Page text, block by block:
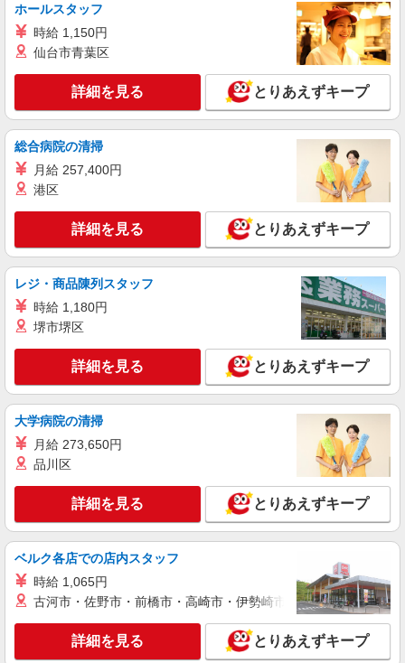
派遣社員
株式会社グロップ 綾部オフィス
組立作業／部品の取り付け／土日祝休み
時給1,300円〜1,625円＋交通費全額支給 ※残
業発生時は時給25％アップ ※交通費支給規定あり
※給与の希望日払い制度あり ＜月収例＞＊月23日
勤務の場合 時給1,300円×7.92時間×23日＋32,500
円（残業代20時間分） →269,308円＋交通費
雇入れ直後：兵庫県丹波篠山市今田町 変更の
範囲：会社の定める就業場所
キープ 詳細を見る
派遣社員
株式会社グロップ 綾部オフィス
車部品の組立／手のひらサイズ／土日祝休み／
空調完備
時給1,300円〜1,625円＋交通費全額支給 ★入
える残業発生時は時給25％アップ ※交通費支給規
定あり ※給与の希望日払い制度あり ＜月収例＞
＊月23日勤務の場合 時給1,300円×7.75時間×23日
⇒231,725円＋残業代＋交通費
雇入れ直後：兵庫県丹波篠山市 変更の範囲：
会社の定める就業場所
キープ 詳細を見る
派遣社員
株式会社グロップ 綾部オフィス
カーテン生地の裁断／生地のセット／土日祝休
み
時給1,300円〜1,625円＋交通費全額支給 ※残
業発生時は時給25％アップ ※交通費支給規定あり
※給与の希望日払い制度あり ＜月収例＞ ＊月22
日勤務の場合 時給1,300円×5時間×22日⇒143,000
雇入れ直後：兵庫県丹波篠山市 変更の範囲：
会社の定める就業場所
キープ 詳細を見る
パーソルファクトリーパートナーズ株式会社
ホールスタッフ
時給 1,150円
仙台市青葉区
詳細を見る とりあえずキープ
総合病院の清掃
月給 257,400円
港区
詳細を見る とりあえずキープ
レジ・商品陳列スタッフ
時給 1,180円
堺市堺区
詳細を見る とりあえずキープ
大学病院の清掃
月給 273,650円
品川区
詳細を見る とりあえずキープ
ベルク各店での店内スタッフ
時給 1,065円
古河市・佐野市・前橋市・高崎市・伊勢崎市・太田市・館林市
詳細を見る とりあえずキープ